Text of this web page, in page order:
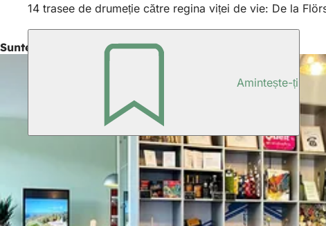
14 trasee de drumeție către regina viței de vie: De la
Amintește-ți
Suntem bucuroși să vă sfătuim